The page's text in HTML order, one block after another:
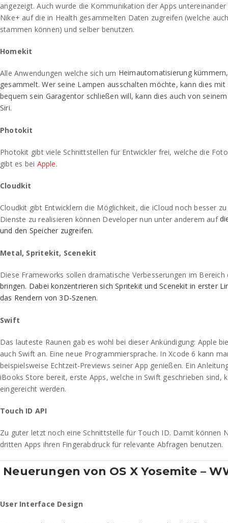
angezeigt. Auch wurde die Kommunikation der Apps
Nike+ auf die in Health gesammelten Daten zugreifen (welche
stammen können) und selber benutzen.
Homekit
Alle Anwendungen welche sich um Heimautomatisierung
gesammelt. Wer seine Lampen ausschalten möchte, kann dies
bequem sein Garagentor schließen will, kann dies auch von
Siri.
Photokit
Photokit gibt viele Schnittstellen für Entwickler frei, welche die
gibt es bei Apple.
Cloudkit
Cloudkit gibt Entwicklern die Möglichkeit, die iCloud noch besser
Dienste zu realisieren können Developer nun unter anderem auf
und den Speicher zugreifen.
Metal, Spritekit, Scenekit
Diese Frameworks sollen dramatische Verbesserungen im
bringen. Dabei konzentrieren sich Spritekit und Scenekit in erster
das Rendern von 3D-Szenen.
Swift
Das lauteste Raunen gab es wohl bei dieser Ankündigung: Apple
auch Swift an. Eine neue Programmiersprache. In Xcode 6 kann
beispielsweise Echtzeit-Previews seiner App genießen. Ein
iBooks Store bereit, erste Apps, welche in Swift geschrieben sind,
eingereicht werden.
Touch ID API
Zu guter letzt noch eine Schnittstelle für Touch ID. Damit können
dritten Apps ihren Fingerabdruck für relevante Abfragen benutzen.
Neuerungen von OS X Yosemite –
User Interface Design